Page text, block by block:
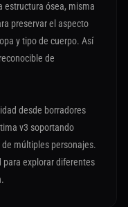
estructura ósea, misma
preservar el aspecto
y tipo de cuerpo. Así
de
desde borradores
v3 soportando
múltiples personajes.
para explorar diferentes